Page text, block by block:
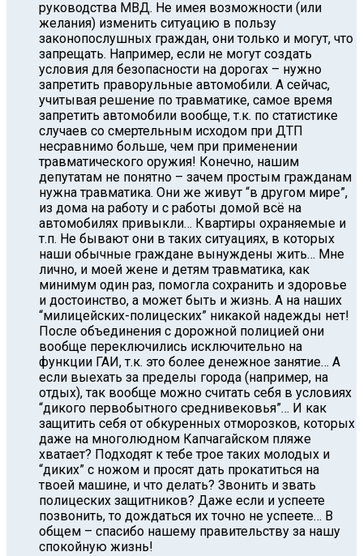
руководства МВД. Не имея возможности (или
желания) изменить ситуацию в пользу
законопослушных граждан, они только и могут, что
запрещать. Например, если не могут создать
условия для безопасности на дорогах – нужно
запретить праворульные автомобили. А сейчас,
учитывая решение по травматике, самое время
запретить автомобили вообще, т.к. по статистике
случаев со смертельным исходом при ДТП
несравнимо больше, чем при применении
травматического оружия! Конечно, нашим
депутатам не понятно – зачем простым гражданам
нужна травматика. Они же живут “в другом мире”,
из дома на работу и с работы домой всё на
автомобилях привыкли… Квартиры охраняемые и
т.п. Не бывают они в таких ситуациях, в которых
наши обычные граждане вынуждены жить… Мне
лично, и моей жене и детям травматика, как
минимум один раз, помогла сохранить и здоровье
и достоинство, а может быть и жизнь. А на наших
“милицейских-полицеских” никакой надежды нет!
После объединения с дорожной полицией они
вообще переключились исключительно на
функции ГАИ, т.к. это более денежное занятие… А
если выехать за пределы города (например, на
отдых), так вообще можно считать себя в условиях
“дикого первобытного среднивековья”… И как
защитить себя от обкуренных отморозков, которых
даже на многолюдном Капчагайском пляже
хватает? Подходят к тебе трое таких молодых и
“диких” с ножом и просят дать прокатиться на
твоей машине, и что делать? Звонить и звать
полицеских защитников? Даже если и успеете
позвонить, то дождаться их точно не успеете… В
общем – спасибо нашему правительству за нашу
спокойную жизнь!